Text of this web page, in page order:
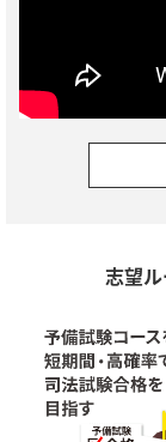
志望